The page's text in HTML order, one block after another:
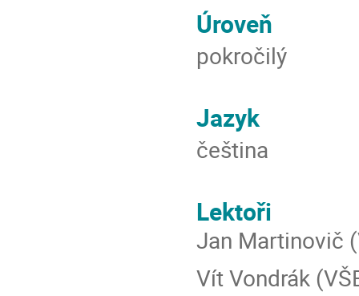
Úroveň
pokročilý
Jazyk
čeština
Lektoři
Jan Martinovič
Vít Vondrák